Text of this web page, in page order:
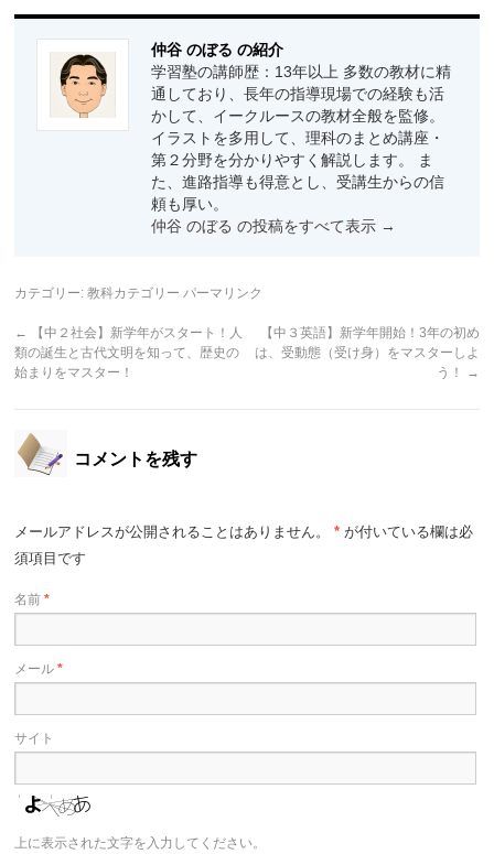
仲谷 のぼる の紹介
学習塾の講師歴：13年以上 多数の教材に精
通しており、長年の指導現場での経験も活
かして、イークルースの教材全般を監修。
イラストを多用して、理科のまとめ講座・
第２分野を分かりやすく解説します。 ま
た、進路指導も得意とし、受講生からの信
頼も厚い。
仲谷 のぼる の投稿をすべて表示 →
カテゴリー:教科カテゴリー パーマリンク
←
【中２社会】新学年がスタート！人
類の誕生と古代文明を知って、歴史の
始まりをマスター！
【中３英語】新学年開始！3年の初め
は、受動態（受け身）をマスターしよ
う！
→
コメントを残す
メールアドレスが公開されることはありません。 * が付いている欄は必
須項目です
名前*
メール*
サイト
上に表示された文字を入力してください。